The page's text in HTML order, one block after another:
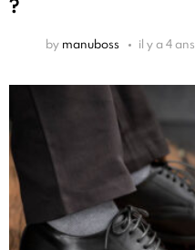
?
by manuboss il y a 4 ans